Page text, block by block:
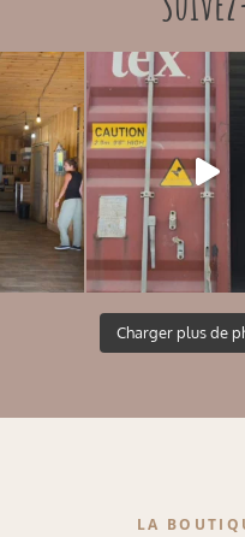
Charger plus de
LA